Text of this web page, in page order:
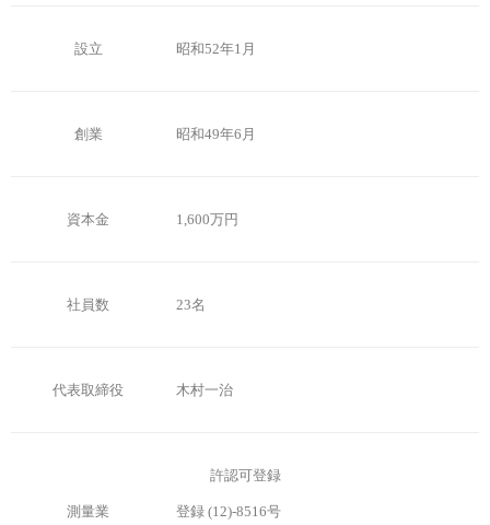
設立 昭和52年1月
創業 昭和49年6月
資本金 1,600万円
社員数 23名
代表取締役 木村一治
許認可登録
測量業 登録 (12)-8516号